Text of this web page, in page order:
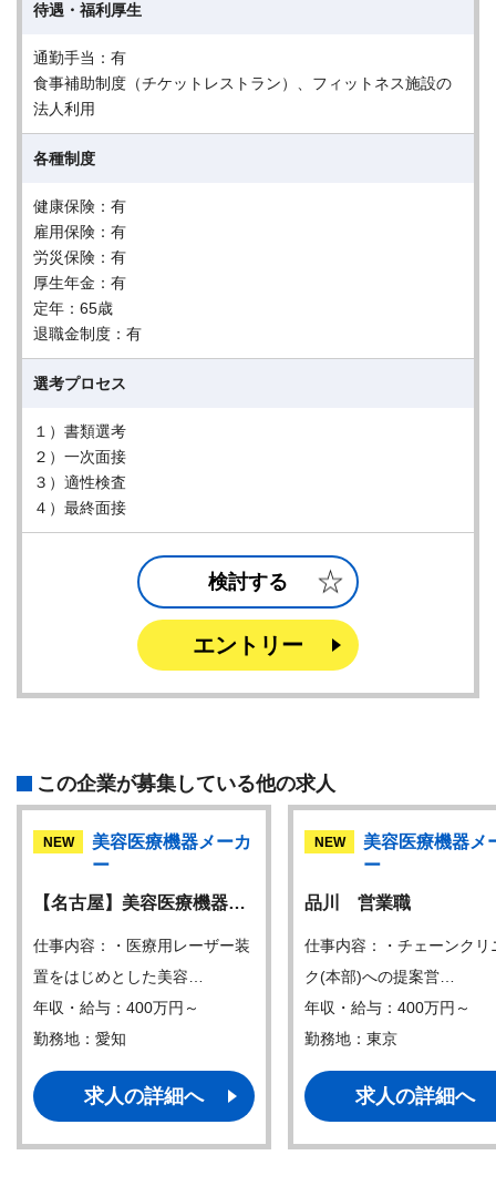
待遇・福利厚生
通勤手当：有
食事補助制度（チケットレストラン）、フィットネス施設の
法人利用
各種制度
健康保険：有
雇用保険：有
労災保険：有
厚生年金：有
定年：65歳
退職金制度：有
選考プロセス
１）書類選考
２）一次面接
３）適性検査
４）最終面接
検討する
エントリー
この企業が募集している他の求人
NEW
美容医療機器メーカ
ー
【名古屋】美容医療機器…
仕事内容：・医療用レーザー装
置をはじめとした美容…
年収・給与：400万円～
勤務地：愛知
求人の詳細へ
NEW
美容医療機器メ
ー
品川 営業職
仕事内容：・チェーンクリ
ク(本部)への提案営…
年収・給与：400万円～
勤務地：東京
求人の詳細へ